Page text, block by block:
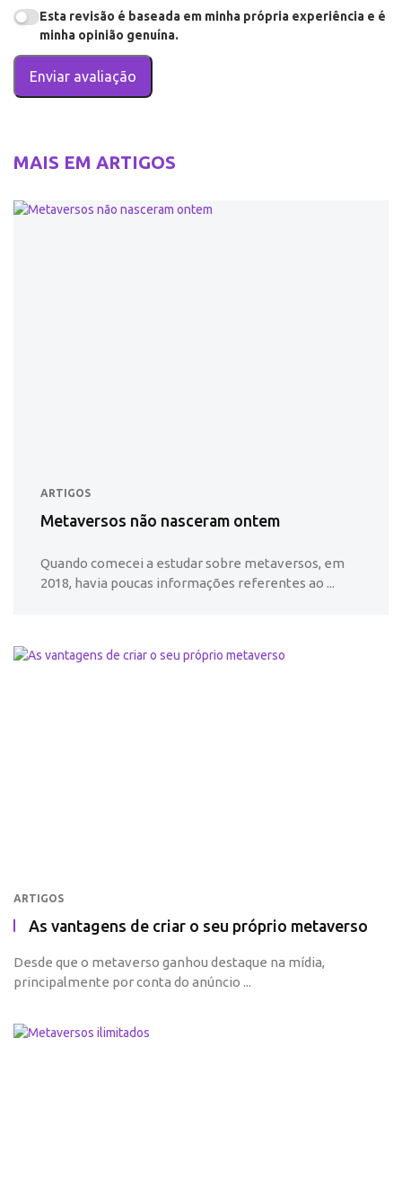
Esta revisão é baseada em minha própria experiência e é
minha opinião genuína.
Enviar avaliação
MAIS EM ARTIGOS
ARTIGOS
Metaversos não nasceram ontem
Quando comecei a estudar sobre metaversos, em
2018, havia poucas informações referentes ao ...
ARTIGOS
As vantagens de criar o seu próprio metaverso
Desde que o metaverso ganhou destaque na mídia,
principalmente por conta do anúncio ...